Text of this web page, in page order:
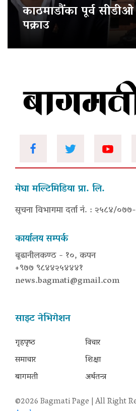
काठमाडौंका पूर्व
पक्राउ
मेघा मल्टिमिडिया प्रा. लि.
सूचना विभागमा दर्ता नं. : २५८४/
कार्यालय सम्पर्क
बूढानीलकण्ठ - १०, कपन
+९७७ ९८४४२५४४४१
news.bagmati@gmail.com
साइट नेभिगेशन
गृहपृष्‍ठ
समाचार
बागमती
विचार
शिक्षा
अर्थतन्त्र
©2026 Bagmati Page | All Right